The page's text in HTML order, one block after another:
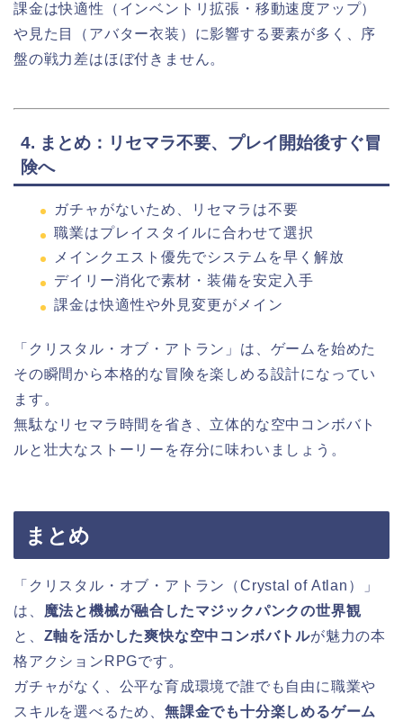
課金は快適性（インベントリ拡張・移動速度アップ）
や見た目（アバター衣装）に影響する要素が多く、序
盤の戦力差はほぼ付きません。
4. まとめ：リセマラ不要、プレイ開始後すぐ冒
険へ
ガチャがないため、リセマラは不要
職業はプレイスタイルに合わせて選択
メインクエスト優先でシステムを早く解放
デイリー消化で素材・装備を安定入手
課金は快適性や外見変更がメイン
「クリスタル・オブ・アトラン」は、ゲームを始めた
その瞬間から本格的な冒険を楽しめる設計になってい
ます。
無駄なリセマラ時間を省き、立体的な空中コンボバト
ルと壮大なストーリーを存分に味わいましょう。
まとめ
「クリスタル・オブ・アトラン（Crystal of Atlan）」
は、 魔法と機械が融合したマジックパンクの世界観
と、 Z軸を活かした爽快な空中コンボバトルが魅力の本
格アクションRPGです。
ガチャがなく、公平な育成環境で誰でも自由に職業や
スキルを選べるため、 無課金でも十分楽しめるゲーム